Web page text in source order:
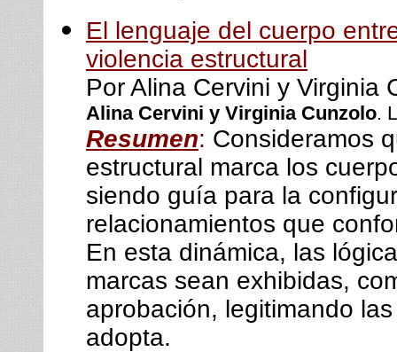
El lenguaje del cuerpo
violencia estructural
Por Alina Cervini y Virginia
Alina Cervini y Virginia Cunzolo.
Resumen: Consideramos
estructural marca los
siendo guía para la
relacionamientos que
En esta dinámica, las
marcas sean exhibidas,
aprobación, legitimando
adopta.